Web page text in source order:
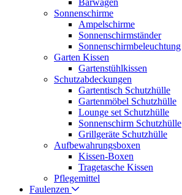
Sonnenschirme
Ampelschirme
Sonnenschirmständer
Sonnenschirmbeleuchtung
Garten Kissen
Gartenstühlkissen
Schutzabdeckungen
Gartentisch Schutzhülle
Gartenmöbel Schutzhülle
Lounge set Schutzhülle
Sonnenschirm Schutzhülle
Grillgeräte Schutzhülle
Aufbewahrungsboxen
Kissen-Boxen
Tragetasche Kissen
Pflegemittel
Faulenzen